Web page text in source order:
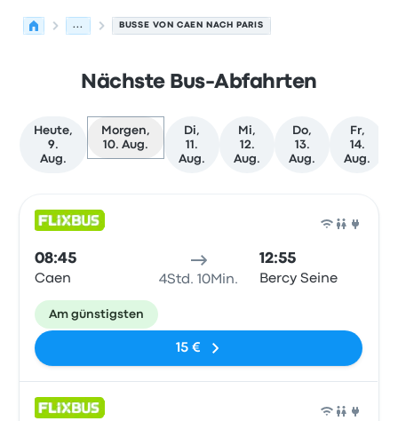
... BUSSE VON CAEN NACH PARIS
Nächste Bus-Abfahrten
Heute,
9.
Aug.
Morgen,
10. Aug.
Di,
11.
Aug.
Mi,
12.
Aug.
Do,
13.
Aug.
Fr,
14.
Aug.
08:45
Caen 4Std. 10Min.
12:55
Bercy Seine
Am günstigsten
15 €